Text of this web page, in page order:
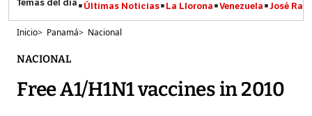
Últimas Noticias La Llorona Venezuela José
Inicio> Panamá> Nacional
NACIONAL
Free A1/H1N1 vaccines in 2010